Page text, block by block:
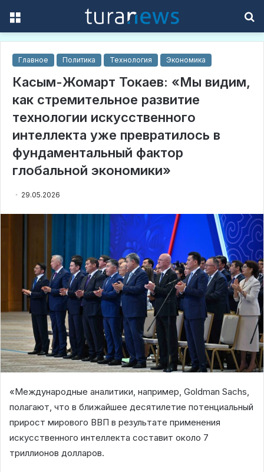
Главное Политика Технология Экономика
Касым-Жомарт Токаев: «Мы видим,
как стремительное развитие
технологии искусственного
интеллекта уже превратилось в
фундаментальный фактор
глобальной экономики»
29.05.2026
«Международные аналитики, например, Goldman Sachs,
полагают, что в ближайшее десятилетие потенциальный
прирост мирового ВВП в результате применения
искусственного интеллекта составит около 7
триллионов долларов.